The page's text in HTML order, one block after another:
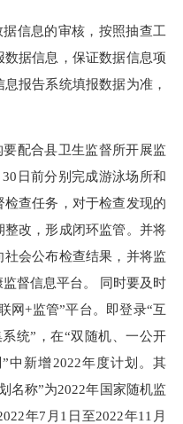
据信息的审核，按照抽查工
据信息，保证数据信息项
报告系统填报数据为准，
要配合县卫生监督所开展监
日前分别完成游泳场所和
查任务，对于检查发现的
改，形成闭环监管。并将
会公布检查结果，并将监
督信息平台。
同时要及时
网+监管”平台。即登录“互
统”，在“双随机、一公开
中新增2022年度计划。其
名称”为2022年国家随机监
年7月1日至2022年11月